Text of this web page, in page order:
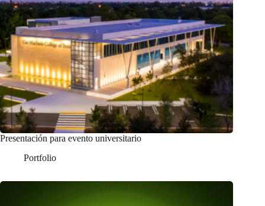
Presentación para evento universitario
Portfolio